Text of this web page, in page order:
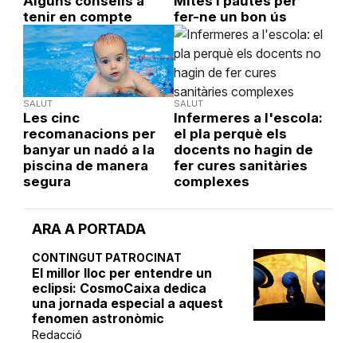
ARA A PORTADA
CONTINGUT PATROCINAT
El millor lloc per entendre un
eclipsi: CosmoCaixa dedica
una jornada especial a aquest
fenomen astronòmic
Redacció
tenir en compte
fer-ne un bon ús
SALUT
Les cinc
recomanacions per
banyar un nadó a la
piscina de manera
segura
SALUT
Infermeres a l'escola:
el pla perquè els
docents no hagin de
fer cures sanitàries
complexes